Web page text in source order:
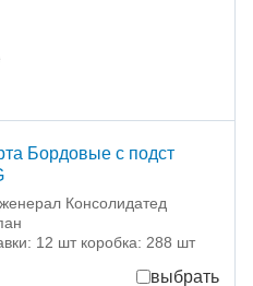
Бордовые с подст
Консолидатед
12 шт коробка: 288 шт
выбрать